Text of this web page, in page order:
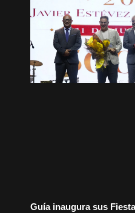
Guía inaugura sus